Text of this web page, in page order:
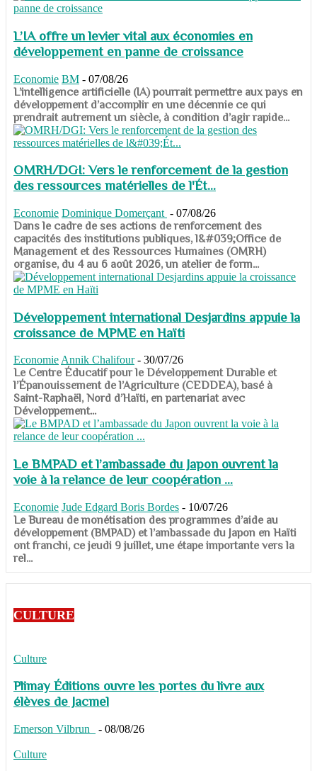
L’IA offre un levier vital aux économies en
développement en panne de croissance
Economie BM - 07/08/26
​​​​​​​L’intelligence artificielle (IA) pourrait permettre aux pays en
développement d’accomplir en une décennie ce qui
prendrait autrement un siècle, à condition d’agir rapide...
OMRH/DGI: Vers le renforcement de la gestion
des ressources matérielles de l'Ét...
Economie Dominique Domerçant - 07/08/26
Dans le cadre de ses actions de renforcement des
capacités des institutions publiques, l&#039;Office de
Management et des Ressources Humaines (OMRH)
organise, du 4 au 6 août 2026, un atelier de form...
Développement international Desjardins appuie la
croissance de MPME en Haïti
Economie Annik Chalifour - 30/07/26
​​​​​​​Le Centre Éducatif pour le Développement Durable et
l’Épanouissement de l’Agriculture (CEDDEA), basé à
Saint-Raphaël, Nord d’Haïti, en partenariat avec
Développement...
Le BMPAD et l’ambassade du Japon ouvrent la
voie à la relance de leur coopération ...
Economie Jude Edgard Boris Bordes - 10/07/26
​​​​​​​Le Bureau de monétisation des programmes d’aide au
développement (BMPAD) et l’ambassade du Japon en Haïti
ont franchi, ce jeudi 9 juillet, une étape importante vers la
rel...
CULTURE
Culture
Plimay Éditions ouvre les portes du livre aux
élèves de Jacmel
Emerson Vilbrun - 08/08/26
Culture